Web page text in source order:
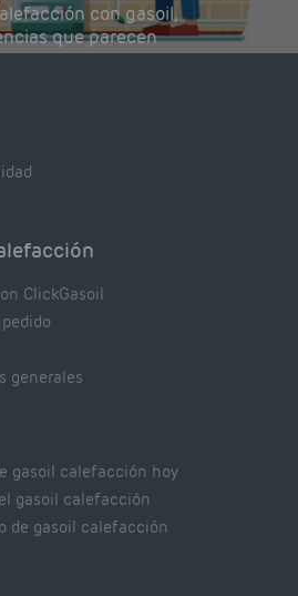
con gasoil,
que parecen
pueden estar
contrastan con lo que
ClickGasoil
generales
gasoil calefacción hoy
gasoil calefacción
de gasoil calefacción